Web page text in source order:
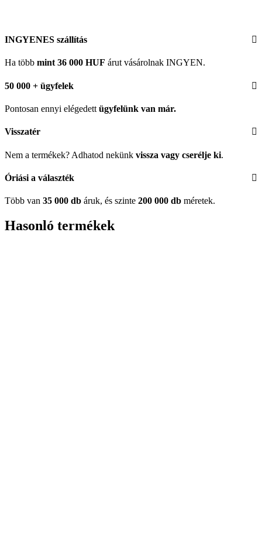
INGYENES szállítás
Ha több mint 36 000 HUF árut vásárolnak INGYEN.
50 000 + ügyfelek
Pontosan ennyi elégedett ügyfelünk van már.
Visszatér
Nem a termékek? Adhatod nekünk vissza vagy cserélje ki.
Óriási a választék
Több van 35 000 db áruk, és szinte 200 000 db méretek.
Hasonló termékek